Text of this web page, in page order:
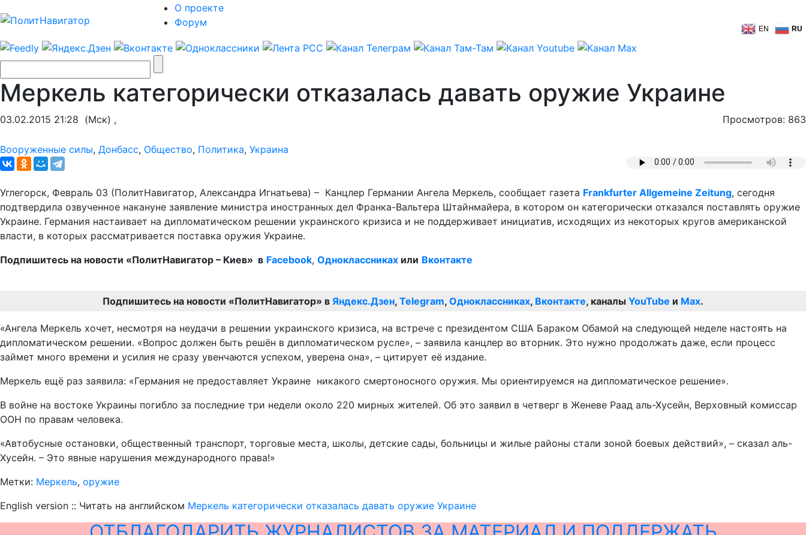
О проекте
Форум
EN RU
Меркель категорически отказалась давать оружие Украине
03.02.2015 21:28 (Мск) , Просмотров: 863
Вооруженные силы, Донбасс, Общество, Политика, Украина
Углегорск, Февраль 03 (ПолитНавигатор, Александра Игнатьева) – Канцлер Германии Ангела Меркель, сообщает газета Frankfurter Allgemeine Zeitung, сегодня
подтвердила озвученное накануне заявление министра иностранных дел Франка-Вальтера Штайнмайера, в котором он категорически отказался поставлять оружие
Украине. Германия настаивает на дипломатическом решении украинского кризиса и не поддерживает инициатив, исходящих из некоторых кругов американской
власти, в которых рассматривается поставка оружия Украине.
Подпишитесь на новости «ПолитНавигатор – Киев» в Facebook, Одноклассниках или Вконтакте
Подпишитесь на новости «ПолитНавигатор» в Яндекс.Дзен, Telegram, Одноклассниках, Вконтакте, каналы YouTube и Max.
«Ангела Меркель хочет, несмотря на неудачи в решении украинского кризиса, на встрече с президентом США Бараком Обамой на следующей неделе настоять на
дипломатическом решении. «Вопрос должен быть решён в дипломатическом русле», – заявила канцлер во вторник. Это нужно продолжать даже, если процесс
займет много времени и усилия не сразу увенчаются успехом, уверена она», – цитирует её издание.
Меркель ещё раз заявила: «Германия не предоставляет Украине никакого смертоносного оружия. Мы ориентируемся на дипломатическое решение».
В войне на востоке Украины погибло за последние три недели около 220 мирных жителей. Об это заявил в четверг в Женеве Раад аль-Хусейн, Верховный комиссар
ООН по правам человека.
«Автобусные остановки, общественный транспорт, торговые места, школы, детские сады, больницы и жилые районы стали зоной боевых действий», – сказал аль-
Хусейн. – Это явные нарушения международного права!»
Метки: Меркель, оружие
English version :: Читать на английском Меркель категорически отказалась давать оружие Украине